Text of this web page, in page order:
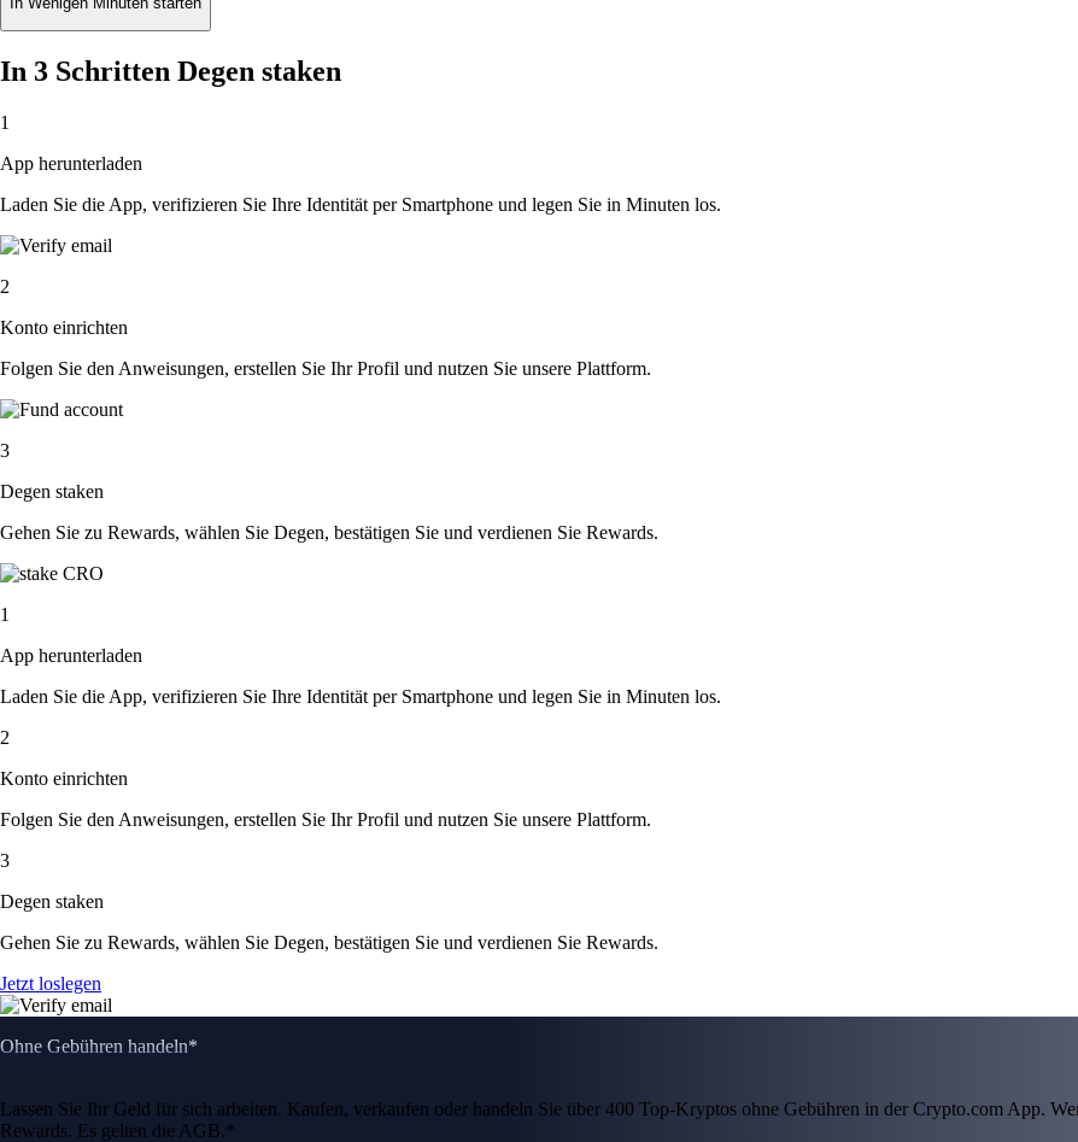
In 3 Schritten Degen staken
1
App herunterladen
Laden Sie die App, verifizieren Sie Ihre Identität per Smartphone und legen Sie in Minuten los.
2
Konto einrichten
Folgen Sie den Anweisungen, erstellen Sie Ihr Profil und nutzen Sie unsere Plattform.
3
Degen staken
Gehen Sie zu Rewards, wählen Sie Degen, bestätigen Sie und verdienen Sie Rewards.
1
App herunterladen
Laden Sie die App, verifizieren Sie Ihre Identität per Smartphone und legen Sie in Minuten los.
2
Konto einrichten
Folgen Sie den Anweisungen, erstellen Sie Ihr Profil und nutzen Sie unsere Plattform.
3
Degen staken
Gehen Sie zu Rewards, wählen Sie Degen, bestätigen Sie und verdienen Sie Rewards.
Jetzt loslegen
Ohne Gebühren handeln*
Lassen Sie Ihr Geld für sich arbeiten. Kaufen, verkaufen oder handeln Sie über 400 Top-Kryptos ohne Gebühren in der Crypto.com App.
Rewards. Es gelten die AGB.*